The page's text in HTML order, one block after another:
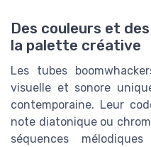
Des couleurs et
la palette créative
Les tubes
visuelle et sonore
contemporaine. Leur
note diatonique ou
séquences